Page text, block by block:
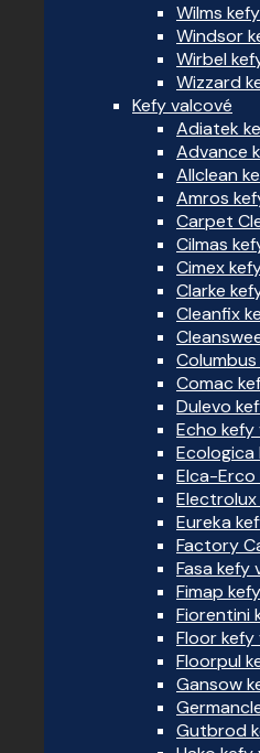
Wilms
Windsor
Wirbel
Wizzard
Kefy valcové
Adiatek
Advance
Allclean
Amros
Carpet
Cilmas
Cimex
Clarke
Cleanfix
Comac
Dulevo
Echo kefy
Ecologica
Elca-Erco
Eureka
Factory
Fasa kefy
Fimap
Fiorentini
Floor kefy
Floorpul
Gansow
Gutbrod